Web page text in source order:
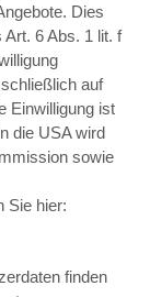
Dies
6 Abs. 1 lit. f
auf
Einwilligung ist
die USA wird
sowie
Sie hier:
finden